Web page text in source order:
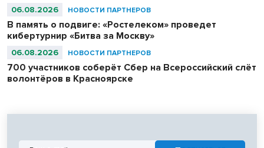
06.08.2026 НОВОСТИ ПАРТНЕРОВ
В память о подвиге: «Ростелеком» проведет
кибертурнир «Битва за Москву»
06.08.2026 НОВОСТИ ПАРТНЕРОВ
700 участников соберёт Сбер на Всероссийский слёт
волонтёров в Красноярске